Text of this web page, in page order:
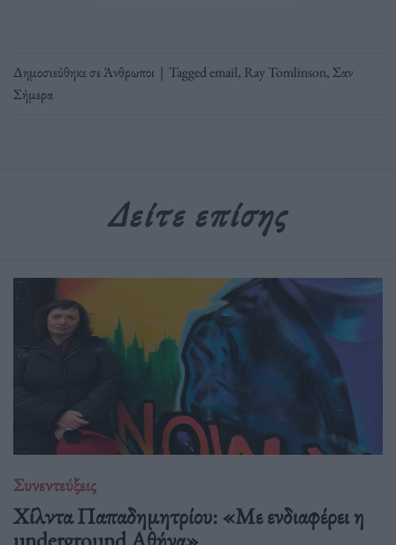
Δημοσιεύθηκε σεΆνθρωποι | Taggedemail, Ray Tomlinson, Σαν
Σήμερα
Δείτε επίσης
Συνεντεύξεις
Χίλντα Παπαδημητρίου: «Με ενδιαφέρει η